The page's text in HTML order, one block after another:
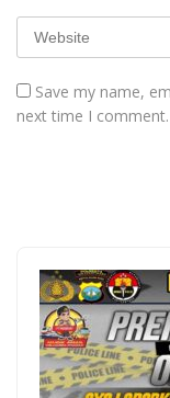
Save my name,
next time I comment.